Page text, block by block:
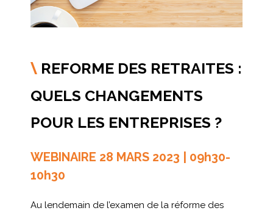
\ REFORME DES RETRAITES :
QUELS CHANGEMENTS
POUR LES ENTREPRISES ?
WEBINAIRE 28 MARS 2023 | 09h30-
10h30
Au lendemain de l’examen de la réforme des